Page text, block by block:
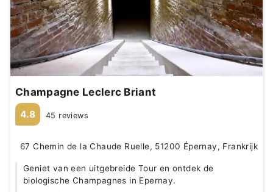
Champagne Leclerc Briant
4.8 45 reviews
67 Chemin de la Chaude Ruelle, 51200 Épernay, Frankrijk
Geniet van een uitgebreide Tour en ontdek de
biologische Champagnes in Epernay.